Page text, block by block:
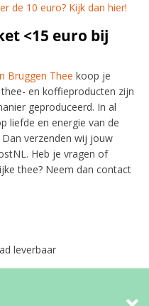
de 10 euro? Kijk dan hier!
<15 euro bij
Bruggen Thee koop je
en koffieproducten zijn
geproduceerd. In al
liefde en energie van de
verzenden wij jouw
Heb je vragen of
thee? Neem dan contact
leverbaar